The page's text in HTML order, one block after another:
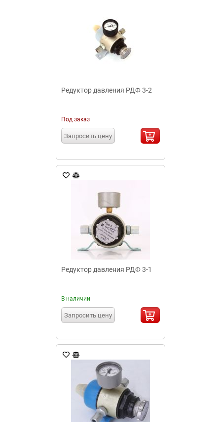
Редуктор давления РДФ 3-2
Под заказ
Запросить цену
Редуктор давления РДФ 3-1
В наличии
Запросить цену